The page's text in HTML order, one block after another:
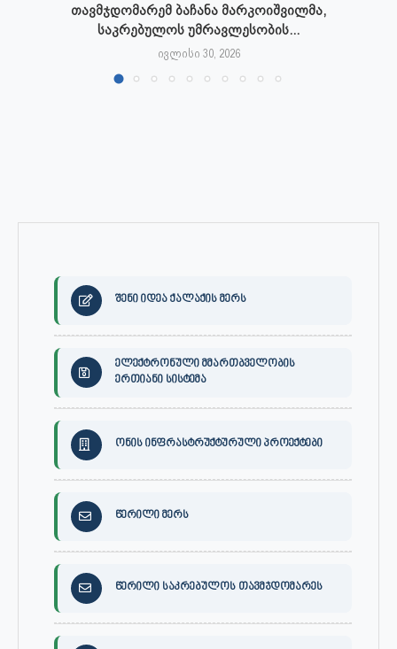
თავმჯდომარემ ბაჩანა მარკოიშვილმა,
საკრებულოს უმრავლესობის...
ივლისი 30, 2026
შენი იდეა ქალაქის მერს
ელექტრონული მმართბველობის
ერთიანი სისტემა
ონის ინფრასტრუქტურული პროექტები
წერილი მერს
წერილი საკრებულოს თავმჯდომარეს